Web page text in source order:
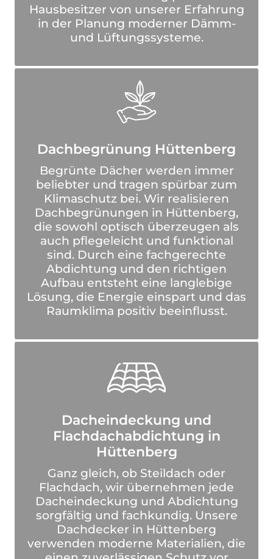
Hausbesitzer von unserer Erfahrung
in der Planung moderner Dämm-
und Lüftungssysteme.
Dachbegrünung Hüttenberg
Begrünte Dächer werden immer
beliebter und tragen spürbar zum
Klimaschutz bei. Wir realisieren
Dachbegrünungen in Hüttenberg,
die sowohl optisch überzeugen als
auch pflegeleicht und funktional
sind. Durch eine fachgerechte
Abdichtung und den richtigen
Aufbau entsteht eine langlebige
Lösung, die Energie einspart und das
Raumklima positiv beeinflusst.
Dacheindeckung und
Flachdachabdichtung in
Hüttenberg
Ganz gleich, ob Steildach oder
Flachdach, wir übernehmen jede
Dacheindeckung und Abdichtung
sorgfältig und fachkundig. Unsere
Dachdecker in Hüttenberg
verwenden moderne Materialien, die